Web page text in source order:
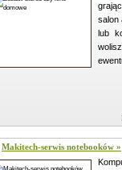
salon
lub
Makitech-serwis notebooków »